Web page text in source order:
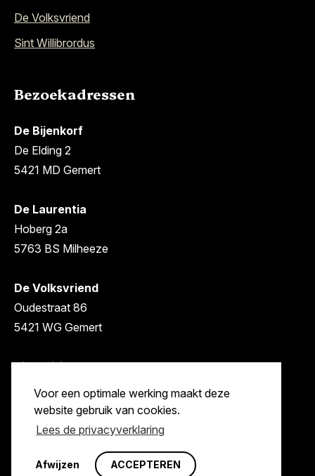
Voor een optimale werking maakt deze
website gebruik van cookies.
Lees de privacyverklaring
Afwijzen ACCEPTEREN
De Volksvriend
Sint Willibrordus
Bezoekadressen
De Bijenkorf
De Elding 2
5421 MD Gemert
De Laurentia
Hoberg 2a
5763 BS Milheeze
De Volksvriend
Oudestraat 86
5421 WG Gemert
Sint Willibrordus
Achter de Molen 1
5761 CJ Bakel
© 2026 molenstichtinggemert-bakel.nl | Alle rechten
voorbehouden |Cookies